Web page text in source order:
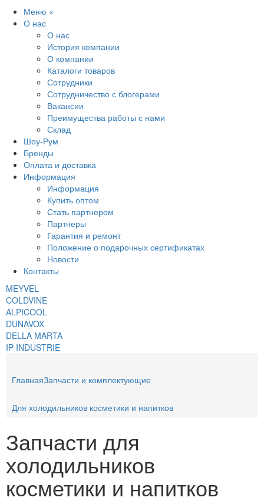
Меню ×
О нас
О нас
История компании
О компании
Каталоги товаров
Сотрудники
Сотрудничество с блогерами
Вакансии
Преимущества работы с нами
Склад
Шоу-Рум
Бренды
Оплата и доставка
Информация
Информация
Купить оптом
Стать партнером
Партнеры
Гарантия и ремонт
Положение о подарочных сертификатах
Новости
Контакты
MEYVEL
COLDVINE
ALPICOOL
DUNAVOX
DELLA MARTA
IP INDUSTRIE
ГлавнаяЗапчасти и комплектующие
Для холодильников косметики и напитков
Запчасти для
холодильников
косметики и напитков